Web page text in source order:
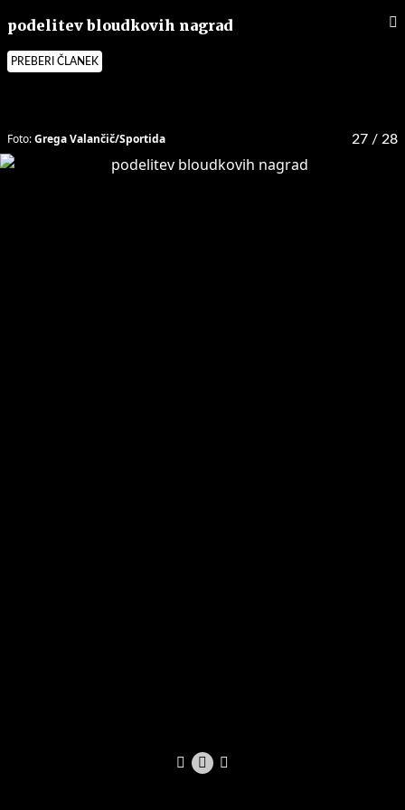
podelitev bloudkovih nagrad
PREBERI ČLANEK
27 / 28
Foto:Grega Valančič/Sportida